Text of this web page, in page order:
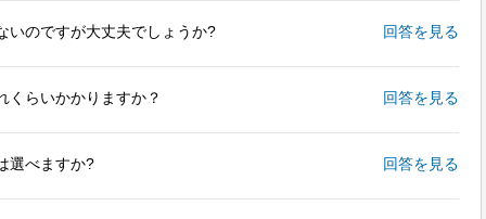
いのですが大丈夫でしょうか? 回答を見る
くらいかかりますか？ 回答を見る
選べますか? 回答を見る